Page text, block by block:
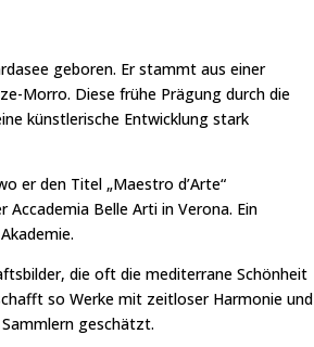
geboren. Er stammt aus einer
Morro. Diese frühe Prägung durch die
künstlerische Entwicklung stark
er den Titel „Maestro d’Arte“
Belle Arti in Verona. Ein
die oft die mediterrane Schönheit
so Werke mit zeitloser Harmonie und
geschätzt.